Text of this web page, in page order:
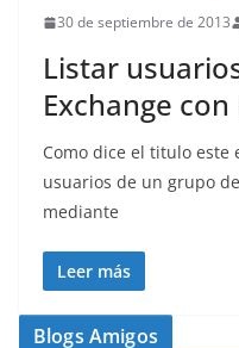
30 de septiembre de 2013
Listar
Exchange
Como dice el titulo este
usuarios de un grupo
mediante
Leer más
Blogs Amigos